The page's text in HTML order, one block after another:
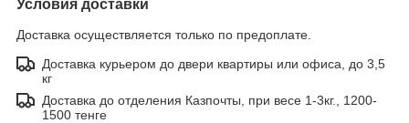
Условия доставки
Доставка осуществляется только по предоплате.
Доставка курьером до двери квартиры или офиса, до 3,5
кг
Доставка до отделения Казпочты, при весе 1-3кг., 1200-
1500 тенге